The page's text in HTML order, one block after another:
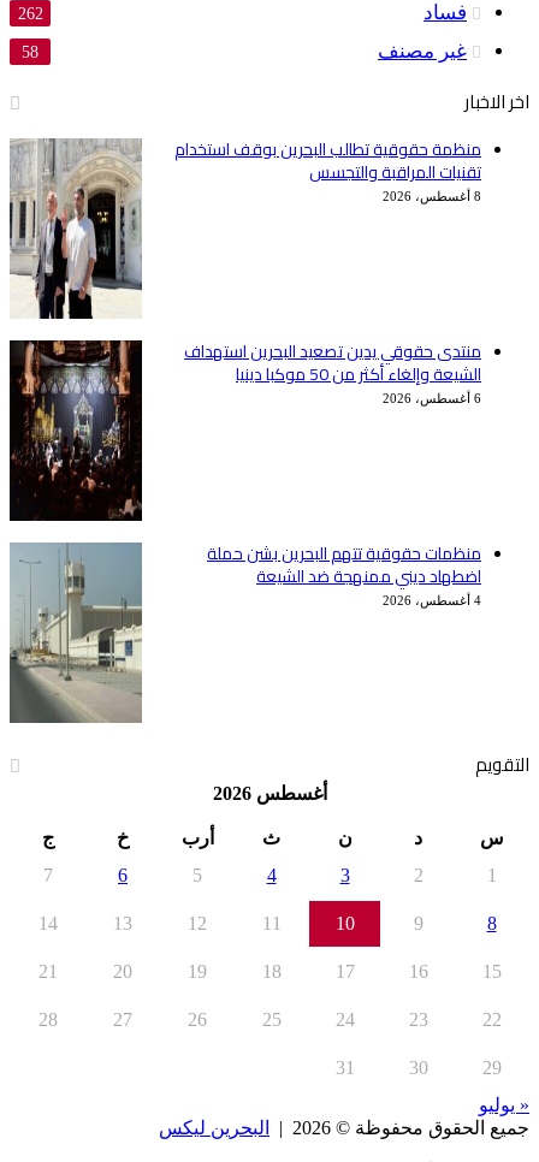
فساد 262
غير مصنف 58
اخر الاخبار
منظمة حقوقية تطالب البحرين بوقف استخدام
تقنيات المراقبة والتجسس
8 أغسطس، 2026
منتدى حقوقي يدين تصعيد البحرين استهداف
الشيعة وإلغاء أكثر من 50 موكبا دينيا
6 أغسطس، 2026
منظمات حقوقية تتهم البحرين بشن حملة
اضطهاد ديني ممنهجة ضد الشيعة
4 أغسطس، 2026
التقويم
أغسطس 2026
س د ن ث أرب خ
ج
1
2
3
4
5
6
7
8
9
10
11
12
13
14
15
16
17
18
19
20
21
22
23
24
25
26
27
28
29
30
31
« يوليو
جميع الحقوق محفوظة © 2026 |
البحرين ليكس